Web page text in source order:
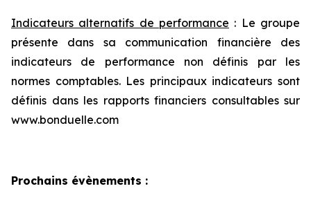
Indicateurs alternatifs de performance : Le groupe
présente dans sa communication financière des
indicateurs de performance non définis par les
normes comptables. Les principaux indicateurs sont
définis dans les rapports financiers consultables sur
www.bonduelle.com
Prochains évènements :